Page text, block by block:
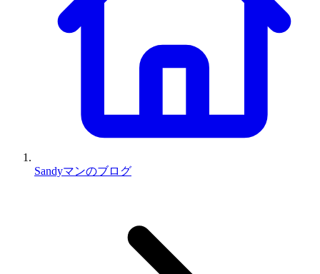
Sandyマンのブログ